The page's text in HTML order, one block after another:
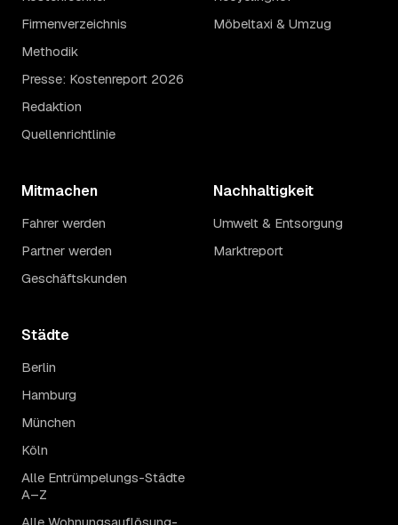
Firmenverzeichnis
Methodik
Presse: Kostenreport 2026
Redaktion
Quellenrichtlinie
Möbeltaxi & Umzug
Mitmachen
Fahrer werden
Partner werden
Geschäftskunden
Nachhaltigkeit
Umwelt & Entsorgung
Marktreport
Städte
Berlin
Hamburg
München
Köln
Alle Entrümpelungs-Städte
A–Z